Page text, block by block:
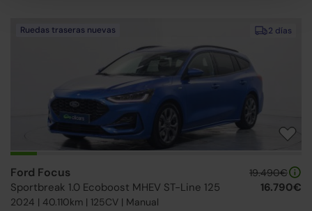
2 días
Ruedas traseras nuevas
Ford Focus
Sportbreak 1.0 Ecoboost MHEV ST-Line 125
2024 | 40.110km | 125CV | Manual
19.490€
16.790€